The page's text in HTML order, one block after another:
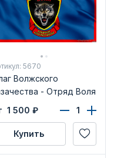
5670
Волжского
- Отряд Воля
1 500 ₽
Купить